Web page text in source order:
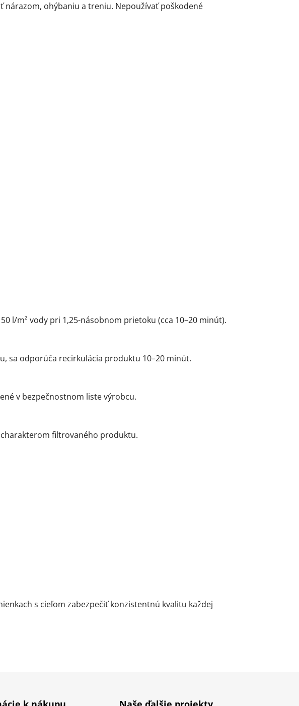
ohýbaniu a treniu. Nepoužívať poškodené
l/m² vody pri 1,25-násobnom prietoku (cca 10–20 minút).
sa odporúča recirkulácia produktu 10–20 minút.
v bezpečnostnom liste výrobcu.
filtrovaného produktu.
s cieľom zabezpečiť konzistentnú kvalitu každej